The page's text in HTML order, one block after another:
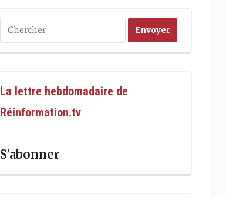
La lettre hebdomadaire de
Réinformation.tv
S'abonner